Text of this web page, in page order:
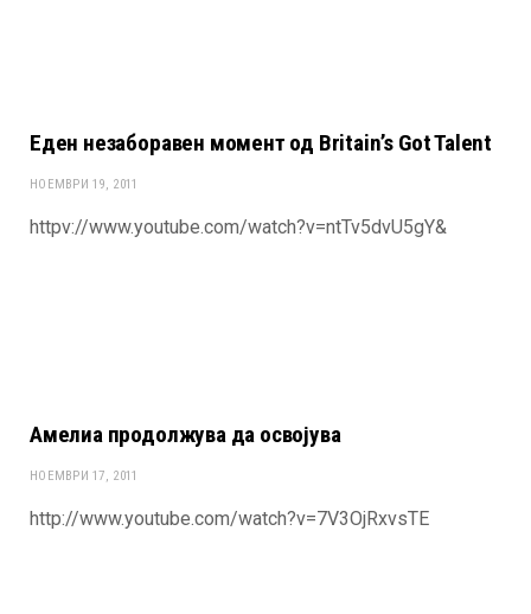
Еден незаборавен момент од Britain’s Got Talent
НОЕМВРИ 19, 2011
httpv://www.youtube.com/watch?v=ntTv5dvU5gY&
Амелиа продолжува да освојува
НОЕМВРИ 17, 2011
http://www.youtube.com/watch?v=7V3OjRxvsTE